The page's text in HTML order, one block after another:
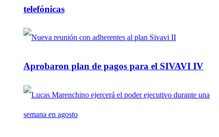
telefónicas
Aprobaron plan de pagos para el SIVAVI IV